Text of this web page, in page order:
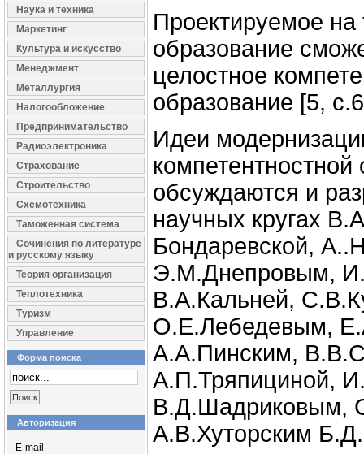
Наука и техника
Маркетинг
Культура и искусство
Менеджмент
Металлургия
Налогообложение
Предпринимательство
Радиоэлектроника
Страхование
Строительство
Схемотехника
Таможенная система
Сочинения по литературе
и русскому языку
Теория организация
Теплотехника
Туризм
Управление
Форма поиска
Авторизация
E-mail
Проектируемое на
образование
целостное
образование [5,
Идеи
компетентностной
обсуждаются и
научных кругах
Бондаревской,
Э.М.Днепровым,
В.А.Кальней,
О.Е.Лебедевым,
А.А.Пинским,
А.П.Тряпициной,
В.Д.Шадриковым,
А.В.Хуторским